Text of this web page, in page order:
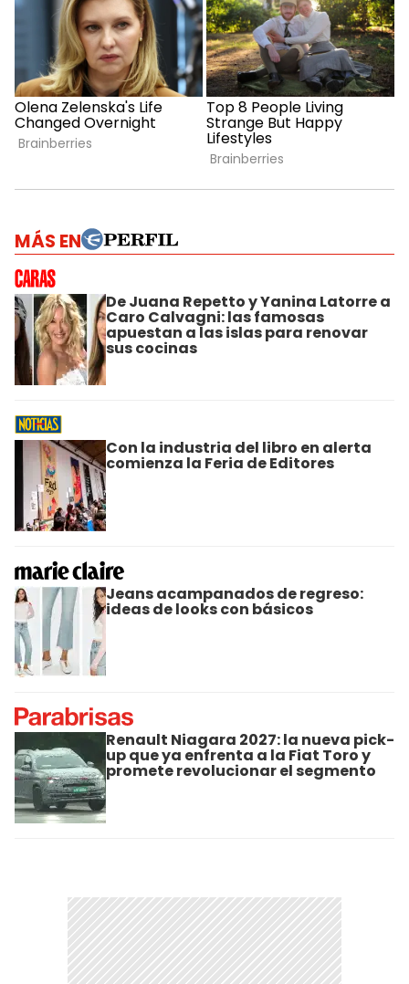
MÁS EN
De Juana Repetto y Yanina Latorre a
Caro Calvagni: las famosas
apuestan a las islas para renovar
sus cocinas
Con la industria del libro en alerta
comienza la Feria de Editores
Jeans acampanados de regreso:
ideas de looks con básicos
Renault Niagara 2027: la nueva pick-
up que ya enfrenta a la Fiat Toro y
promete revolucionar el segmento